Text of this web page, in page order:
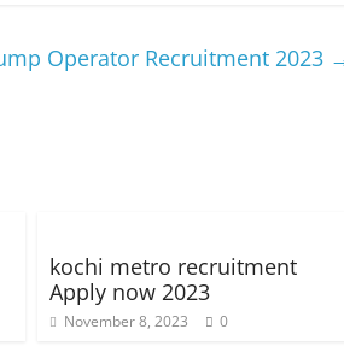
Operator Recruitment 2023
kochi metro recruitment
Apply now 2023
November 8, 2023 0